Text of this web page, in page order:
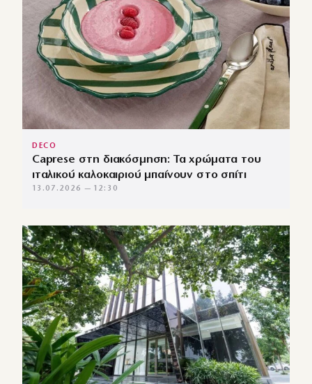
DECO
Caprese στη διακόσμηση: Τα χρώματα του
ιταλικού καλοκαιριού μπαίνουν στο σπίτι
13.07.2026 — 12:30